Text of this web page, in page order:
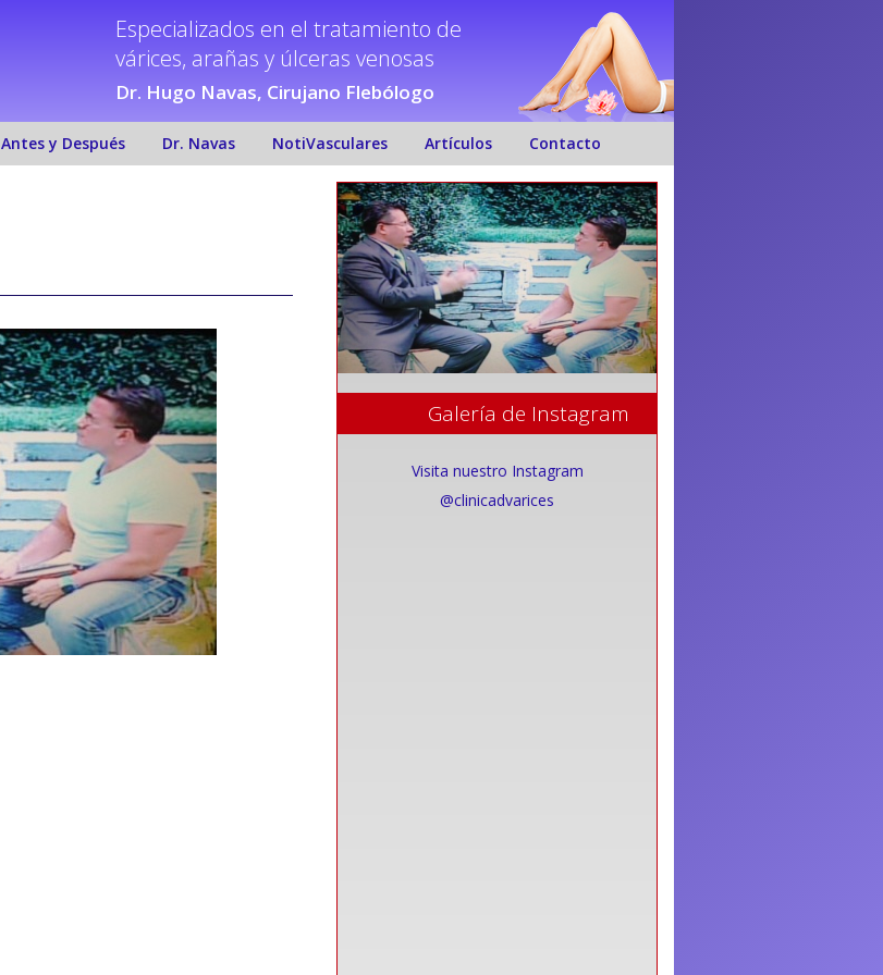
Especializados en el tratamiento de
várices, arañas y úlceras venosas
Dr. Hugo Navas, Cirujano Flebólogo
Antes y Después Dr. Navas NotiVasculares Artículos Contacto
Galería de Instagram
Visita nuestro Instagram
@clinicadvarices